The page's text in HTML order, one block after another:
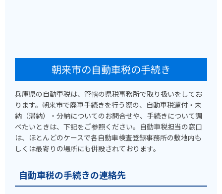
朝来市の自動車税の手続き
兵庫県の自動車税は、管轄の県税事務所で取り扱いをしてお
ります。朝来市で廃車手続きを行う際の、自動車税還付・未
納（滞納）・分納についてのお問合せや、手続きについて調
べたいときは、下記をご参照ください。自動車税担当の窓口
は、ほとんどのケースで各自動車検査登録事務所の敷地内も
しくは最寄りの場所にも併設されております。
自動車税の手続きの連絡先